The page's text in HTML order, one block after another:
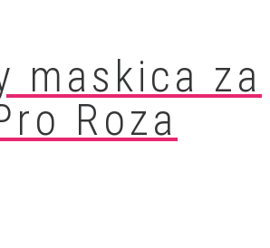
maskica za
Roza